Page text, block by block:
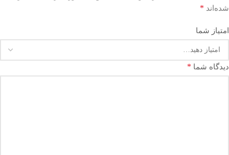
شده‌اند *
امتیاز شما
دیدگاه شما *